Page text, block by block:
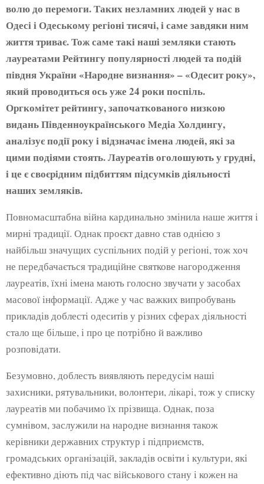
волю до перемоги. Таких незламних людей у нас в
Одесі і Одеському регіоні тисячі, і саме завдяки ним
життя триває. Тож саме такі наші земляки стають
лауреатами Рейтингу популярності людей та подій
півдня України «Народне визнання» – «Одесит року»,
який проводиться ось уже 24 роки поспіль.
Оргкомітет рейтингу, започаткованого низкою
видань Південноукраїнського Медіа Холдингу,
аналізує події року і відзначає імена людей, які за
цими подіями стоять. Лауреатів оголошують у грудні,
і це є своєрідним підбиттям підсумків діяльності
наших земляків.
Повномасштабна війна кардинально змінила наше життя і
мирні традиції. Однак проєкт давно став однією з
найбільш значущих суспільних подій у регіоні, тож хоч
не передбачається традиційне святкове нагородження
лауреатів, їхні імена мають голосно звучати у засобах
масової інформації. Адже у час важких випробувань
прикладів доблесті одеситів у різних сферах діяльності
стало ще більше, і про це потрібно й важливо
розповідати.
Безумовно, доблесть виявляють передусім наші
захисники, рятувальники, волонтери, лікарі, тож у списку
лауреатів ми побачимо їх прізвища. Однак, поза
сумнівом, заслужили на народне визнання також
керівники державних структур і підприємств,
громадських організацій, закладів освіти і культури, які
ефективно діють під час військового стану і кожен на